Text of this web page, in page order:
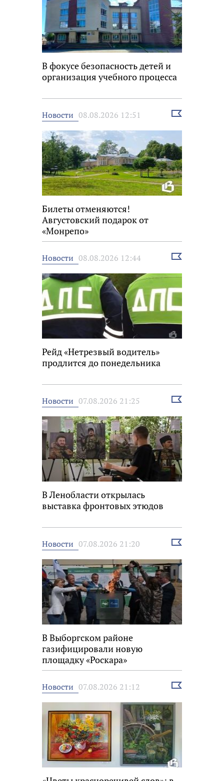
В фокусе безопасность детей и
организация учебного процесса
Новости 08.08.2026 12:51
Выбрать
Билеты отменяются!
Августовский подарок от
«Монрепо»
Новости 08.08.2026 12:44
Выбрать
Рейд «Нетрезвый водитель»
продлится до понедельника
Новости 07.08.2026 21:25
Выбрать
В Ленобласти открылась
выставка фронтовых этюдов
Новости 07.08.2026 21:20
Выбрать
В Выборгском районе
газифицировали новую
площадку «Роскара»
Новости 07.08.2026 21:12
Выбрать